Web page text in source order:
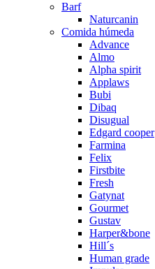
Barf
Naturcanin
Comida húmeda
Advance
Almo
Alpha spirit
Applaws
Bubi
Dibaq
Disugual
Edgard cooper
Farmina
Felix
Firstbite
Fresh
Gatynat
Gourmet
Gustav
Harper&bone
Hill´s
Human grade